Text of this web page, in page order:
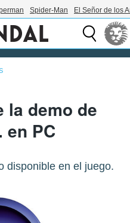
Spider-Man El Señor de los
la demo de
en PC
disponible en el juego.